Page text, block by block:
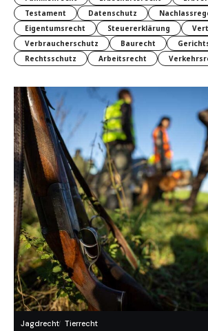
Testament
Datenschutz
Eigentumsrecht
Steuererklärung
Verbraucherschutz
Baurecht
Rechtsschutz
Arbeitsrecht
Jagdrecht Tierrecht